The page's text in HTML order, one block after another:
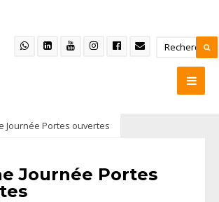
Journée Portes ouvertes
Journée Portes